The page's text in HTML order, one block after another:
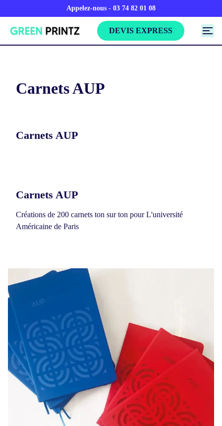
Appelez-nous - 03 74 82 01 08
DEVIS EXPRESS
Carnets AUP
Carnets AUP
Carnets AUP
Créations de 200 carnets ton sur ton pour L'université
Américaine de Paris